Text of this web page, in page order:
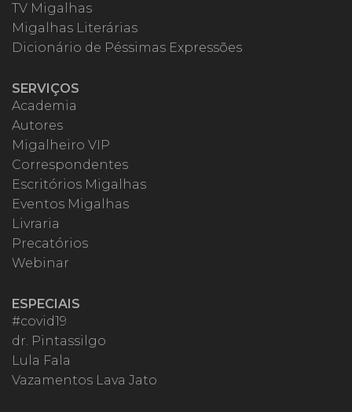
TV Migalhas
Migalhas Literárias
Dicionário de Péssimas Expressões
SERVIÇOS
Academia
Autores
Migalheiro VIP
Correspondentes
Escritórios Migalhas
Eventos Migalhas
Livraria
Precatórios
Webinar
ESPECIAIS
#covid19
dr. Pintassilgo
Lula Fala
Vazamentos Lava Jato